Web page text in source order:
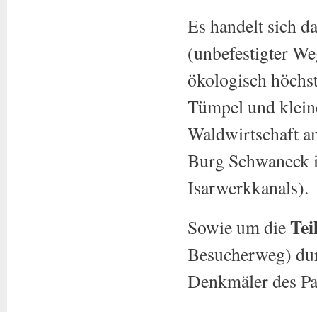
Es handelt sich
(unbefestigter
ökologisch
Tümpel und
Waldwirtschaft
Burg Schwaneck
Isarwerkkanals).
Sowie um die
Besucherweg)
Denkmäler des